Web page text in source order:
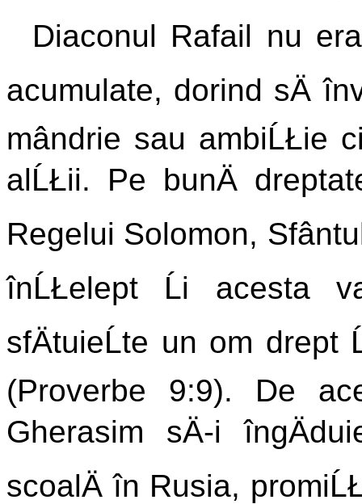
Diaconul Rafail nu
acumulate, dorind sÄ
mândrie sau ambiĹŁie
alĹŁii. Pe bunÄ
Regelui Solomon,
înĹŁelept Ĺi acesta
sfÄtuieĹte un om drept
(Proverbe 9:9). De
Gherasim sÄ-i
scoalÄ în Rusia,